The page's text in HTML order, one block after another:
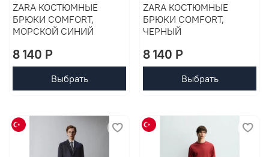
ZARA КОСТЮМНЫЕ
БРЮКИ COMFORT,
МОРСКОЙ СИНИЙ
8 140 P
Выбрать
ZARA КОСТЮМНЫЕ
БРЮКИ COMFORT,
ЧЕРНЫЙ
8 140 P
Выбрать